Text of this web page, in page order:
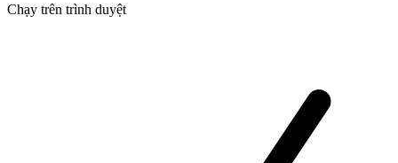
Chạy trên trình duyệt